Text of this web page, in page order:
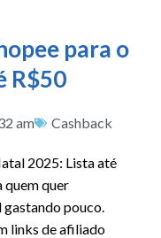
para o
R$50
am Cashback
2025: Lista até
quem quer
pouco.
links de afiliado